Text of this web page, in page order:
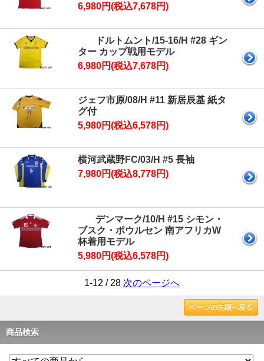
6,980円(税込7,678円)
ドルトムント/15-16/H #28 ギン
ター カップ戦用モデル
6,980円(税込7,678円)
ジェフ市原/08/H #11 新居辰基 紙タ
グ付
5,980円(税込6,578円)
横河武蔵野FC/03/H #5 長袖
7,980円(税込8,778円)
デンマーク/10/H #15 シモン・
ブスク・ポウルセン 南アフリカW
杯着用モデル
5,980円(税込6,578円)
1-12 / 28 次のページへ
ページの先頭へ戻る
商品検索